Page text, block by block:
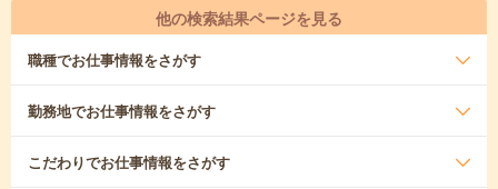
他の検索結果ページを見る
職種でお仕事情報をさがす
勤務地でお仕事情報をさがす
こだわりでお仕事情報をさがす